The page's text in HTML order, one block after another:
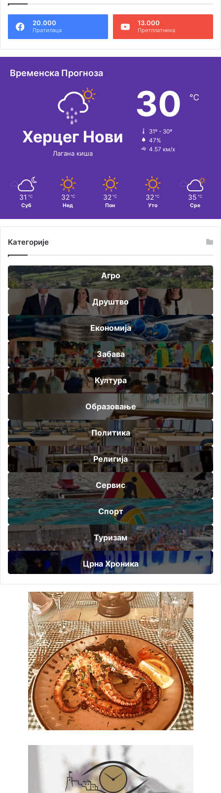
20.000
Пратилаца
13.000
Претплатника
Временска Прогноза
Херцег Нови
Лагана киша
30 ℃
31º - 30º
47%
4.57 км/х
31 ℃
Суб
32 ℃
Нед
32 ℃
Пон
32 ℃
Уто
35 ℃
Сре
Категорије
Агро
Друштво
Економија
Забава
Култура
Образовање
Политика
Религија
Сервис
Спорт
Туризам
Црна Хроника